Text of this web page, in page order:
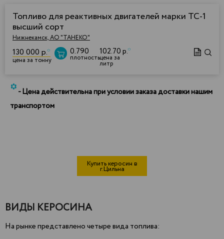
Топливо для реактивных двигателей марки ТС-1
высший сорт
Нижнекамск, АО "ТАНЕКО"
130 000 р.*
цена за тонну
0.790
плотность
102.70 р.*
цена за
литр
*- Цена действительна при условии заказа доставки нашим
транспортом
Купить керосин в
г.Цильна
ВИДЫ КЕРОСИНА
На рынке представлено четыре вида топлива: